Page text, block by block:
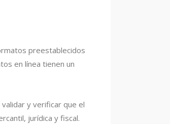
preestablecidos
en línea tienen un
y verificar que el
jurídica y fiscal.